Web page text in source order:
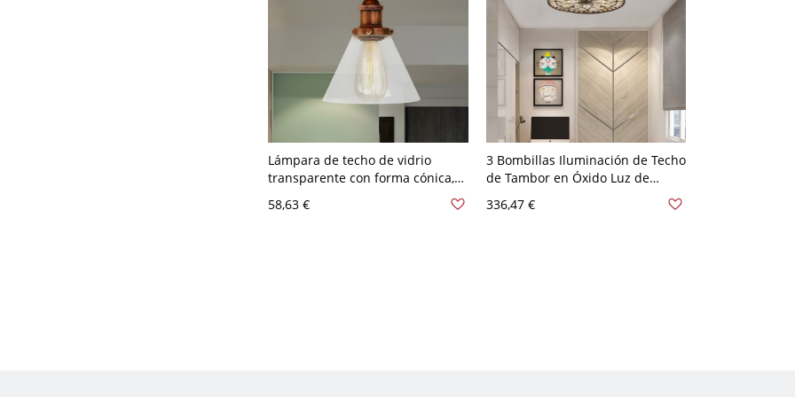
Lámpara de techo de vidrio
transparente con forma cónica,
semi empotrado en el pasillo, en
58,63 €
3 Bombillas Iluminación de Techo
de Tambor en Óxido Luz de
Techo Semi Empotrada de Cristal
Estilo Tradicional - Rústico 110 A
336,47 €